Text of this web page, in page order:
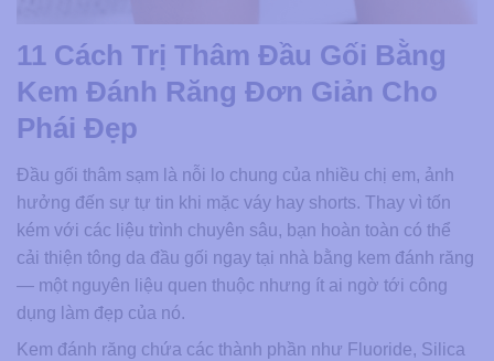
11 Cách Trị Thâm Đầu Gối Bằng
Kem Đánh Răng Đơn Giản Cho
Phái Đẹp
Đầu gối thâm sạm là nỗi lo chung của nhiều chị em, ảnh
hưởng đến sự tự tin khi mặc váy hay shorts. Thay vì tốn
kém với các liệu trình chuyên sâu, bạn hoàn toàn có thể
cải thiện tông da đầu gối ngay tại nhà bằng kem đánh răng
— một nguyên liệu quen thuộc nhưng ít ai ngờ tới công
dụng làm đẹp của nó.
Kem đánh răng chứa các thành phần như Fluoride, Silica